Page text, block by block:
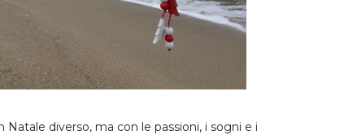
Natale diverso, ma con le passioni, i sogni e i